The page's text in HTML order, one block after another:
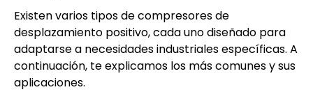
Existen varios tipos de compresores de
desplazamiento positivo, cada uno diseñado para
adaptarse a necesidades industriales específicas. A
continuación, te explicamos los más comunes y sus
aplicaciones.